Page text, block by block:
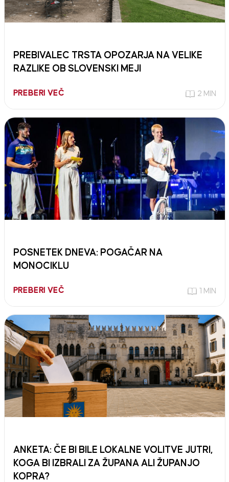
PREBIVALEC TRSTA OPOZARJA NA VELIKE
RAZLIKE OB SLOVENSKI MEJI
PREBERI VEČ 2 MIN
POSNETEK DNEVA: POGAČAR NA
MONOCIKLU
PREBERI VEČ 1 MIN
ANKETA: ČE BI BILE LOKALNE VOLITVE JUTRI,
KOGA BI IZBRALI ZA ŽUPANA ALI ŽUPANJO
KOPRA?